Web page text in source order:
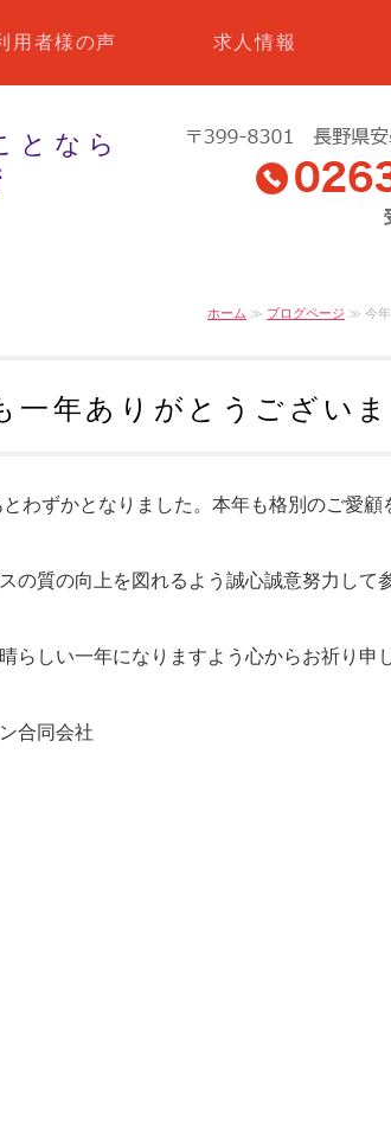
となら
用者様の声 求人情報
ホーム ≫ ブログページ ≫ 今年
一年ありがとうございま
わずかとなりました。本年も格別のご愛顧
の質の向上を図れるよう誠心誠意努力して
らしい一年になりますよう心からお祈り申
合同会社